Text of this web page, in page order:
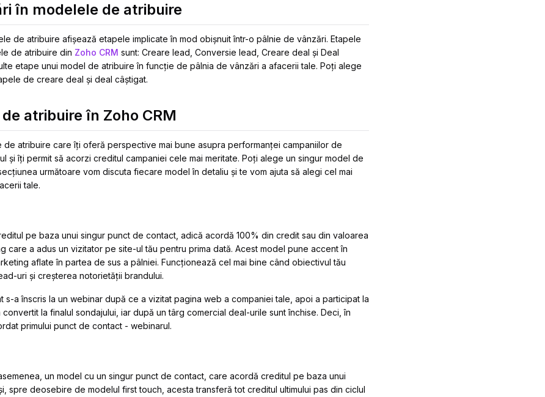
în modelele de atribuire
de atribuire afișează etapele implicate în mod obișnuit într-o pâlnie de vânzări. Etapele
de atribuire din Zoho CRM sunt: Creare lead, Conversie lead, Creare deal și Deal
etape unui model de atribuire în funcție de pâlnia de vânzări a afacerii tale. Poți alege
de creare deal și deal câștigat.
atribuire în Zoho CRM
de atribuire care îți oferă perspective mai bune asupra performanței campaniilor de
și îți permit să acorzi creditul campaniei cele mai meritate. Poți alege un singur model de
următoare vom discuta fiecare model în detaliu și te vom ajuta să alegi cel mai
tale.
pe baza unui singur punct de contact, adică acordă 100% din credit sau din valoarea
care a adus un vizitator pe site-ul tău pentru prima dată. Acest model pune accent în
aflate în partea de sus a pâlniei. Funcționează cel mai bine când obiectivul tău
uri și creșterea notorietății brandului.
s-a înscris la un webinar după ce a vizitat pagina web a companiei tale, apoi a participat la
la finalul sondajului, iar după un târg comercial deal-urile sunt închise. Deci, în
primului punct de contact - webinarul.
un model cu un singur punct de contact, care acordă creditul pe baza unui
spre deosebire de modelul first touch, acesta transferă tot creditul ultimului pas din ciclul